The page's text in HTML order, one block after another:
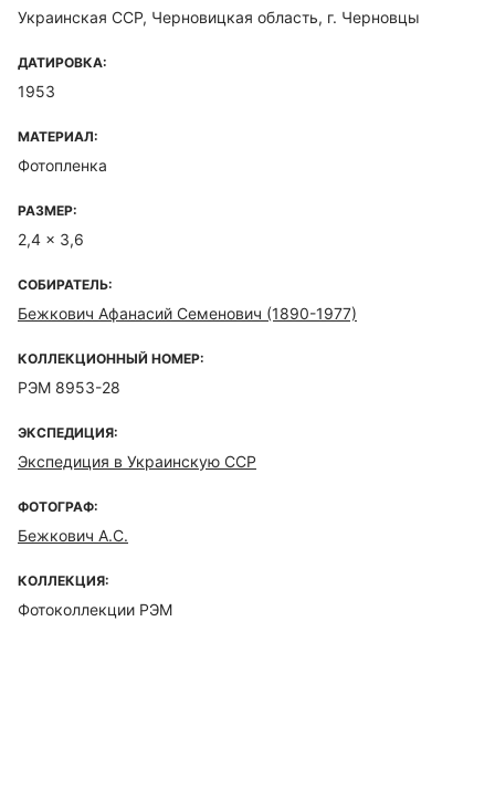
Украинская ССР, Черновицкая область, г. Черновцы
ДАТИРОВКА:
1953
МАТЕРИАЛ:
Фотопленка
РАЗМЕР:
2,4 x 3,6
СОБИРАТЕЛЬ:
Бежкович Афанасий Семенович (1890-1977)
КОЛЛЕКЦИОННЫЙ НОМЕР:
РЭМ 8953-28
ЭКСПЕДИЦИЯ:
Экспедиция в Украинскую ССР
ФОТОГРАФ:
Бежкович А.С.
КОЛЛЕКЦИЯ:
Фотоколлекции РЭМ